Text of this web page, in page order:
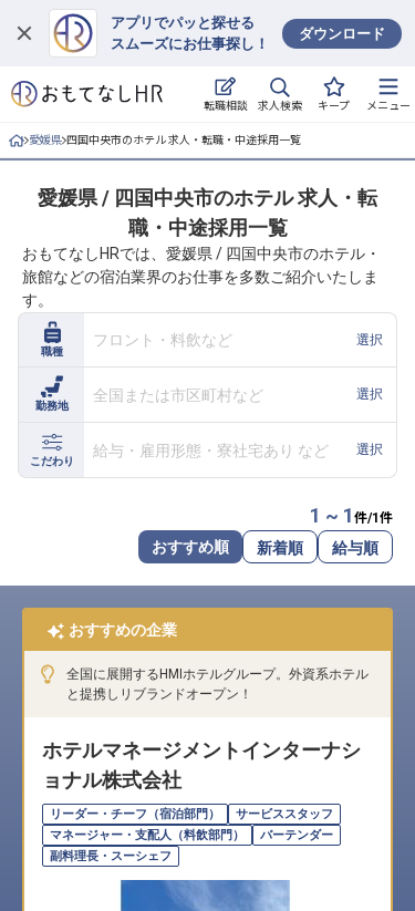
アプリでパッと探せる
スムーズにお仕事探し！
ダウンロード
転職相談 求人検索 キープ メニュー
ログイン
求人・施設を探す
就職・転職 合同説明会
おもてなしHRについて
ご利用の流れ
よくある質問
ホテル・宿泊業界情報コラム
転職サポートに申し込む
採用をお考えの企業様へ
愛媛県 四国中央市のホテル 求人・転職・中途採用一覧
愛媛県 / 四国中央市のホテル 求人・転
職・中途採用一覧
おもてなしHRでは、愛媛県 / 四国中央市のホテル・
旅館などの宿泊業界のお仕事を多数ご紹介いたしま
す。
職種
フロント・料飲など 選択
勤務地
全国または市区町村など 選択
こだわり
給与・雇用形態・寮社宅あり など 選択
1 ~ 1 件/1 件
おすすめ順 新着順 給与順
おすすめの企業
全国に展開するHMIホテルグループ。外資系ホテル
と提携しリブランドオープン！
ホテルマネージメントインターナシ
ョナル株式会社
リーダー・チーフ（宿泊部門）
サービススタッフ
マネージャー・支配人（料飲部門）
バーテンダー
副料理長・スーシェフ